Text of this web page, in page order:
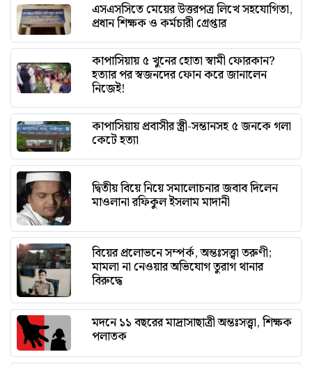
এসএসসিতে মেয়ের উত্তরপত্র লিখে সহযোগিতা,
প্রধান শিক্ষক ও কর্মচারী গ্রেপ্তার
কাপাসিয়ায় ৫ খুনের হোতা স্বামী ফোরকান?
হত্যার পর স্বজনদের ফোন করে জানালেন
নিজেই!
কাপাসিয়ায় প্রবাসীর স্ত্রী-সন্তানসহ ৫ জনকে গলা
কেটে হত্যা
দ্বিতীয় বিয়ে নিয়ে সমালোচনার জবাব দিলেন
মাওলানা রফিকুল ইসলাম মাদানী
বিয়ের প্রলোভনে সম্পর্ক, অন্তঃসত্ত্বা তরুণী;
মামলা না নেওয়ার অভিযোগ তুরাগ থানার
বিরুদ্ধে
মদনে ১১ বছরের মাদ্রাসাছাত্রী অন্তঃসত্ত্বা, শিক্ষক
পলাতক